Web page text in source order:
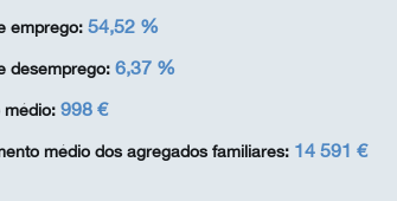
emprego: 54,52 %
desemprego: 6,37 %
médio: 998 €
médio dos agregados familiares: 14 591 €